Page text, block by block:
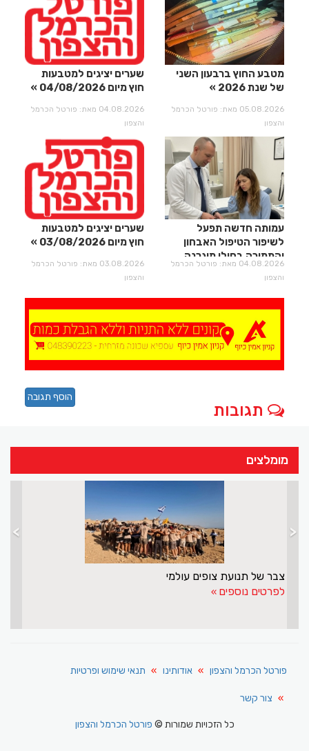
מטבע החוץ ברבעון השני
של שנת 2026
05.08.2026 מאת: פורטל הכרמל
והצפון
שערים יציגים למטבעות
חוץ מיום 04/08/2026
04.08.2026 מאת: פורטל הכרמל
והצפון
עמותה חדשה תפעל
לשיפור הטיפול האבחון
והתמיכה בחולי מיגרנה
וכאבי ראש04.08.2026 מאת: פורטל הכרמל
והצפון
שערים יציגים למטבעות
חוץ מיום 03/08/2026
03.08.2026 מאת: פורטל הכרמל
והצפון
תגובות
הוסף תגובה
מומלצים
צבר של תנועת צופים עולמי
לפרטים נוספים
> <
פורטל הכרמל והצפון אודותינו תנאי שימוש ופרטיות
צור קשר
כל הזכויות שמורות ©פורטל הכרמל והצפון